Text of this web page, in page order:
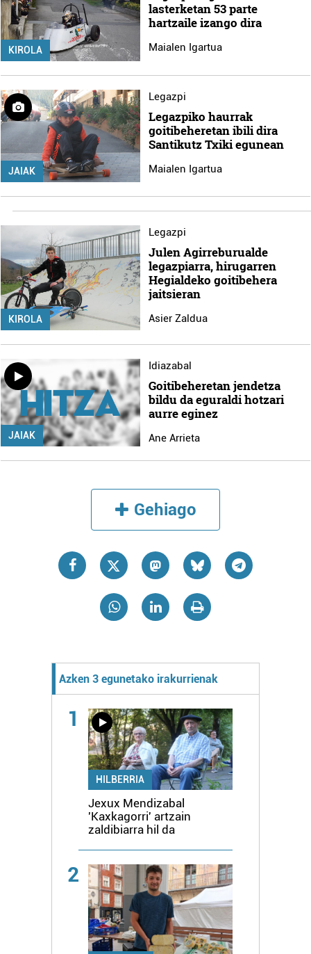
KIROLA
lasterketan 53 parte
hartzaile izango dira
Maialen Igartua
JAIAK
Legazpi
Legazpiko haurrak
goitibeheretan ibili dira
Santikutz Txiki egunean
Maialen Igartua
KIROLA
Legazpi
Julen Agirreburualde
legazpiarra, hirugarren
Hegialdeko goitibehera
jaitsieran
Asier Zaldua
JAIAK
Idiazabal
Goitibeheretan jendetza
bildu da eguraldi hotzari
aurre eginez
Ane Arrieta
Gehiago
Azken 3 egunetako irakurrienak
1
HILBERRIA
Jexux Mendizabal
'Kaxkagorri' artzain
zaldibiarra hil da
2